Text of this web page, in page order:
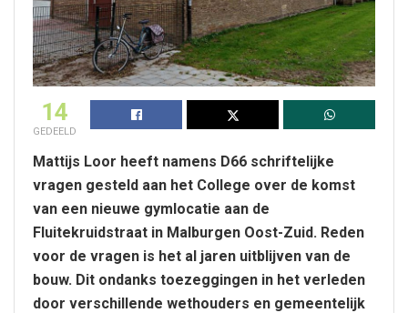
14
GEDEELD
Mattijs Loor heeft namens D66 schriftelijke
vragen gesteld aan het College over de komst
van een nieuwe gymlocatie aan de
Fluitekruidstraat in Malburgen Oost-Zuid. Reden
voor de vragen is het al jaren uitblijven van de
bouw. Dit ondanks toezeggingen in het verleden
door verschillende wethouders en gemeentelijk